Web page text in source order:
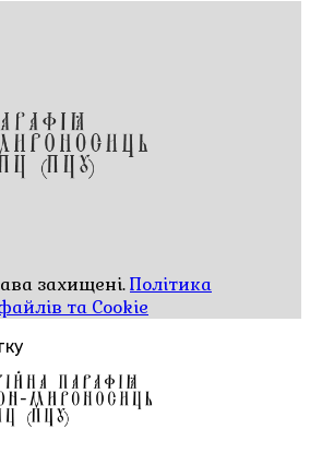
захищені.Політика
та Cookie